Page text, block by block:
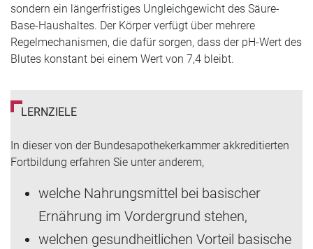
sondern ein längerfristiges Ungleichgewicht des Säure-
Base-Haushaltes. Der Körper verfügt über mehrere
Regelmechanismen, die dafür sorgen, dass der pH-Wert des
Blutes konstant bei einem Wert von 7,4 bleibt.
LERNZIELE
In dieser von der Bundesapothekerkammer akkreditierten
Fortbildung erfahren Sie unter anderem,
welche Nahrungsmittel bei basischer
Ernährung im Vordergrund stehen,
welchen gesundheitlichen Vorteil basische